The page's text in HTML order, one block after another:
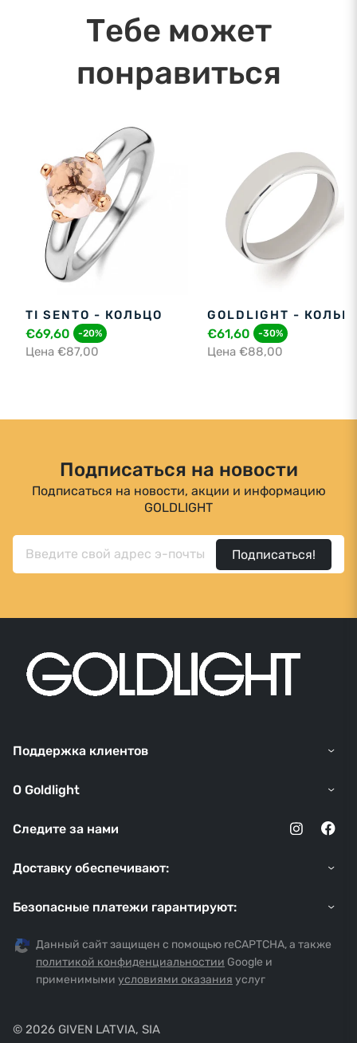
Тебе может
понравиться
TI SENTO - КОЛЬЦО
€69,60 -20%
Цена €87,00
GOLDLIGHT -
€61,60 -30%
Цена €88,00
Подписаться на новости
Подписаться на новости, акции и информацию
GOLDLIGHT
Подписаться!
Поддержка клиентов
O Goldlight
Следите за нами
Доставку обеспечивают:
Безопасные платежи гарантируют:
Данный сайт защищен с помощью reCAPTCHA, а также
политикой конфиденциальностии Google и
применимыми условиями оказания услуг
© 2026 GIVEN LATVIA, SIA